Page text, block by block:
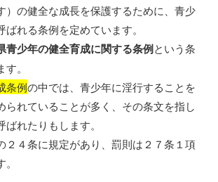
）の健全な成長を保護するために、青少
れる条例を定めています。
青少年の健全育成に関する条例という条
。
条例の中では、青少年に淫行することを
られていることが多く、その条文を指し
れたりもします。
２４条に規定があり、罰則は２７条１項